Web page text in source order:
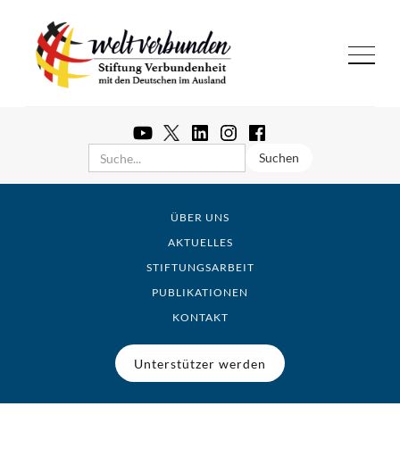
ÜBER UNS
AKTUELLES
STIFTUNGSARBEIT
PUBLIKATIONEN
KONTAKT
Unterstützer werden